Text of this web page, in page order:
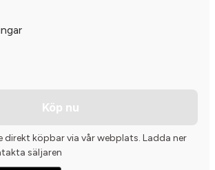
Köp nu
direkt köpbar via vår webplats. Ladda ner
säljaren